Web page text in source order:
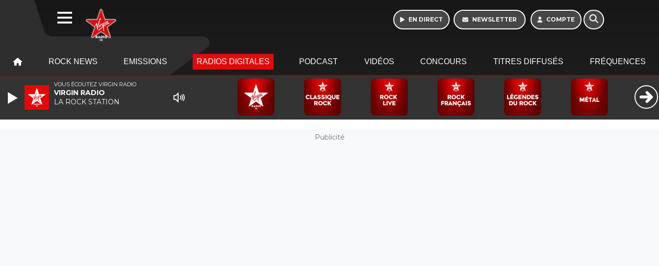
EN DIRECT NEWSLETTER COMPTE
ROCK NEWS EMISSIONS RADIOS DIGITALES PODCAST VIDÉOS CONCOURS TITRES DIFFUSÉS FRÉQUENCES
Publicité
VOUS ÉCOUTEZ VIRGIN RADIO
VIRGIN RADIO
LA ROCK STATION
WEBRADIO
Week-end de 06h à
12h